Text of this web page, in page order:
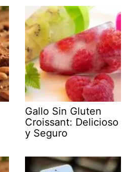
Gallo Sin Gluten
Croissant: Delicioso
y Seguro